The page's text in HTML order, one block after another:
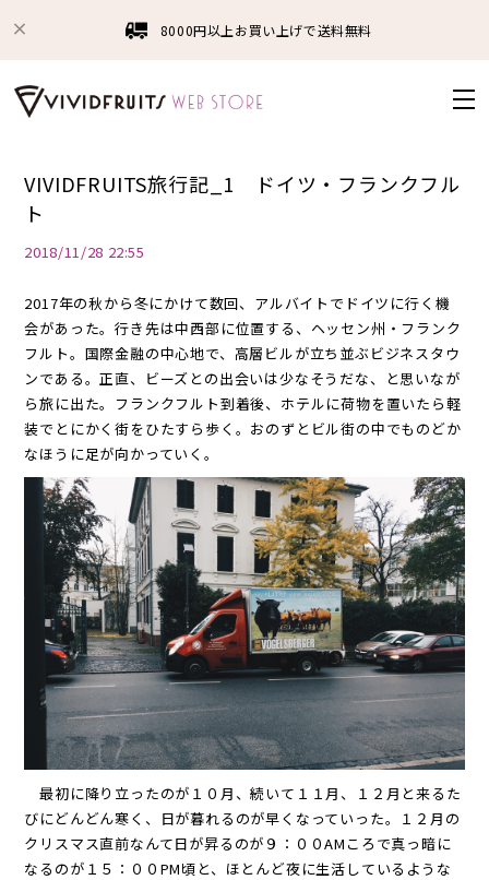
8000円以上お買い上げで送料無料
VIVIDFRUITS旅行記_1 ドイツ・フランクフル
ト
2018/11/28 22:55
2017年の秋から冬にかけて数回、アルバイトでドイツに行く機
会があった。行き先は中西部に位置する、ヘッセン州・フランク
フルト。国際金融の中心地で、高層ビルが立ち並ぶビジネスタウ
ンである。正直、ビーズとの出会いは少なそうだな、と思いなが
ら旅に出た。フランクフルト到着後、ホテルに荷物を置いたら軽
装でとにかく街をひたすら歩く。おのずとビル街の中でものどか
なほうに足が向かっていく。
最初に降り立ったのが１０月、続いて１１月、１２月と来るた
びにどんどん寒く、日が暮れるのが早くなっていった。１２月の
クリスマス直前なんて日が昇るのが９：００AMころで真っ暗に
なるのが１５：００PM頃と、ほとんど夜に生活しているような